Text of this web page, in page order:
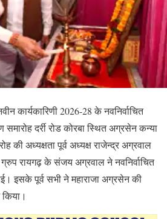
कार्यकारिणी 2026-28 के नवनिर्वाचित
समारोह दर्री रोड कोरबा स्थित अग्रसेन कन्या
की अध्यक्षता पूर्व अध्यक्ष राजेन्द्र अग्रवाल
रायगढ़ के संजय अग्रवाल ने नवनिर्वाचित
इसके पूर्व सभी ने महाराजा अग्रसेन की